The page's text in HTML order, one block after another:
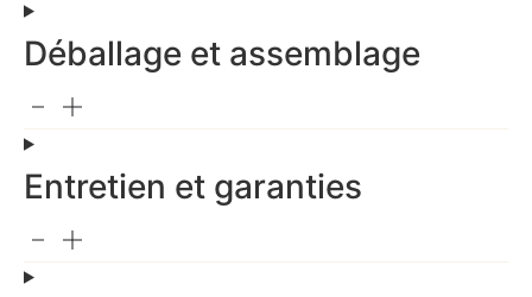
Déballage et assemblage
Entretien et garanties